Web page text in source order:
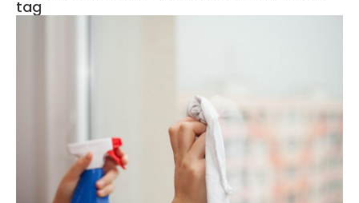
tag